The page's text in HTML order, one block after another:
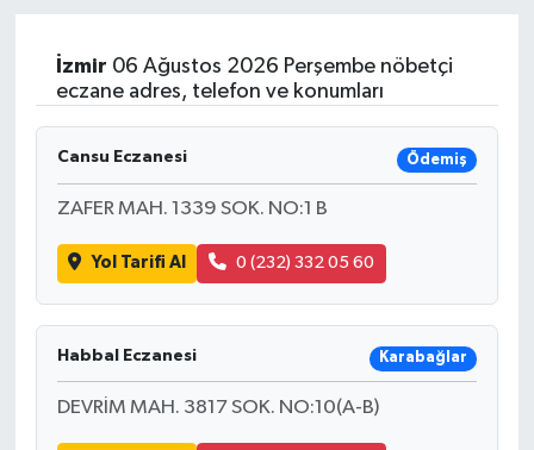
İzmir 06 Ağustos 2026 Perşembe nöbetçi
eczane adres, telefon ve konumları
Cansu Eczanesi Ödemiş
ZAFER MAH. 1339 SOK. NO:1 B
Yol Tarifi Al 0 (232) 332 05 60
Habbal Eczanesi Karabağlar
DEVRİM MAH. 3817 SOK. NO:10(A-B)
Özel
Resmi İlanlar
Siyaset
Spor
Yaşam